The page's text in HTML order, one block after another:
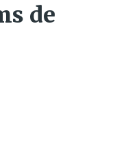
de